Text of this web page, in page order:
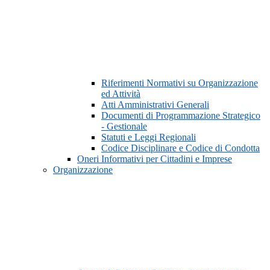
Riferimenti Normativi su Organizzazione
ed Attività
Atti Amministrativi Generali
Documenti di Programmazione Strategico
- Gestionale
Statuti e Leggi Regionali
Codice Disciplinare e Codice di Condotta
Oneri Informativi per Cittadini e Imprese
Organizzazione